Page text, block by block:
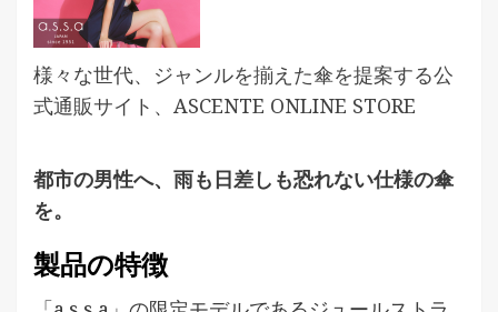
様々な世代、ジャンルを揃えた傘を提案する公
式通販サイト、ASCENTE ONLINE STORE
都市の男性へ、雨も日差しも恐れない仕様の傘
を。
製品の特徴